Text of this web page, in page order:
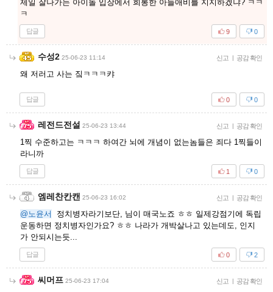
제일 잘나가는 아이돌 입장에서 희롱한 아들애비를 지지하겠냐? ㅋㅋ
ㅋ
답글 0
9
수성2 25-06-23 11:14 신고 공감 확인
왜 저러고 사는 짘ㅋㅋㅋ캬
답글 0
0
레전드전설 25-06-23 13:44 신고 공감 확인
1찍 수준하고는 ㅋㅋㅋ 하여간 뇌에 개념이 없는놈들은 죄다 1찍들이
라니까
답글 0
1
엠레찬칸캔 25-06-23 16:02 신고 공감 확인
@노윤서
정치병자라기보단, 님이 매국노죠 ㅎㅎ 일제강점기에 독립
운동하면 정치병자인가요? ㅎㅎ 나라가 개박살나고 있는데도, 인지
가 안되시는듯...
답글 2
0
씨머프 25-06-23 17:04 신고 공감 확인